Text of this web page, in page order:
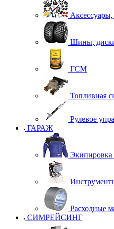
Шины,
ГСМ
Топливная
Рулевое
ГАРАЖ
Экипировка
Расходные
СИМРЕЙСИНГ